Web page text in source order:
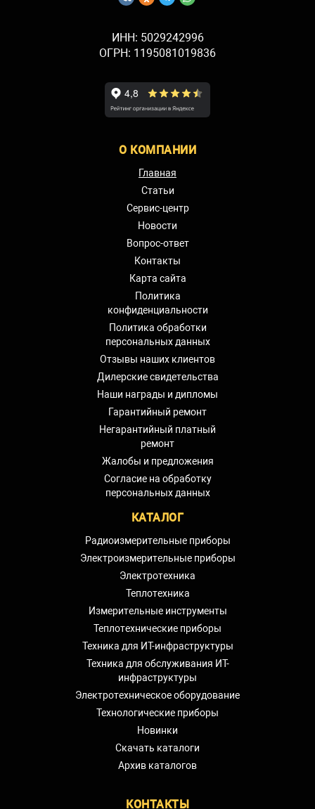
ИНН: 5029242996
ОГРН: 1195081019836
О КОМПАНИИ
Главная
Статьи
Сервис-центр
Новости
Вопрос-ответ
Контакты
Карта сайта
Политика
конфиденциальности
Политика обработки
персональных данных
Отзывы наших клиентов
Дилерские свидетельства
Наши награды и дипломы
Гарантийный ремонт
Негарантийный платный
ремонт
Жалобы и предложения
Согласие на обработку
персональных данных
КАТАЛОГ
Радиоизмерительные приборы
Электроизмерительные приборы
Электротехника
Теплотехника
Измерительные инструменты
Теплотехнические приборы
Техника для ИТ-инфраструктуры
Техника для обслуживания ИТ-
инфраструктуры
Электротехническое оборудование
Технологические приборы
Новинки
Скачать каталоги
Архив каталогов
КОНТАКТЫ